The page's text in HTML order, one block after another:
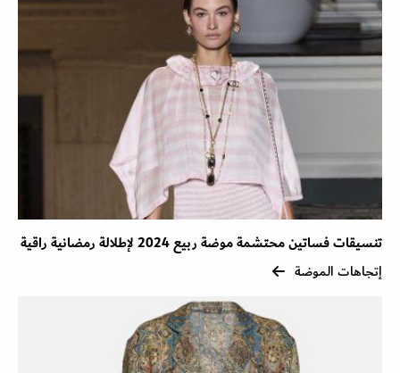
تنسيقات فساتين محتشمة موضة ربيع 2024 لإطلالة رمضانية راقية
إتجاهات الموضة